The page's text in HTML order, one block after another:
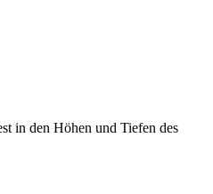
in den Höhen und Tiefen des